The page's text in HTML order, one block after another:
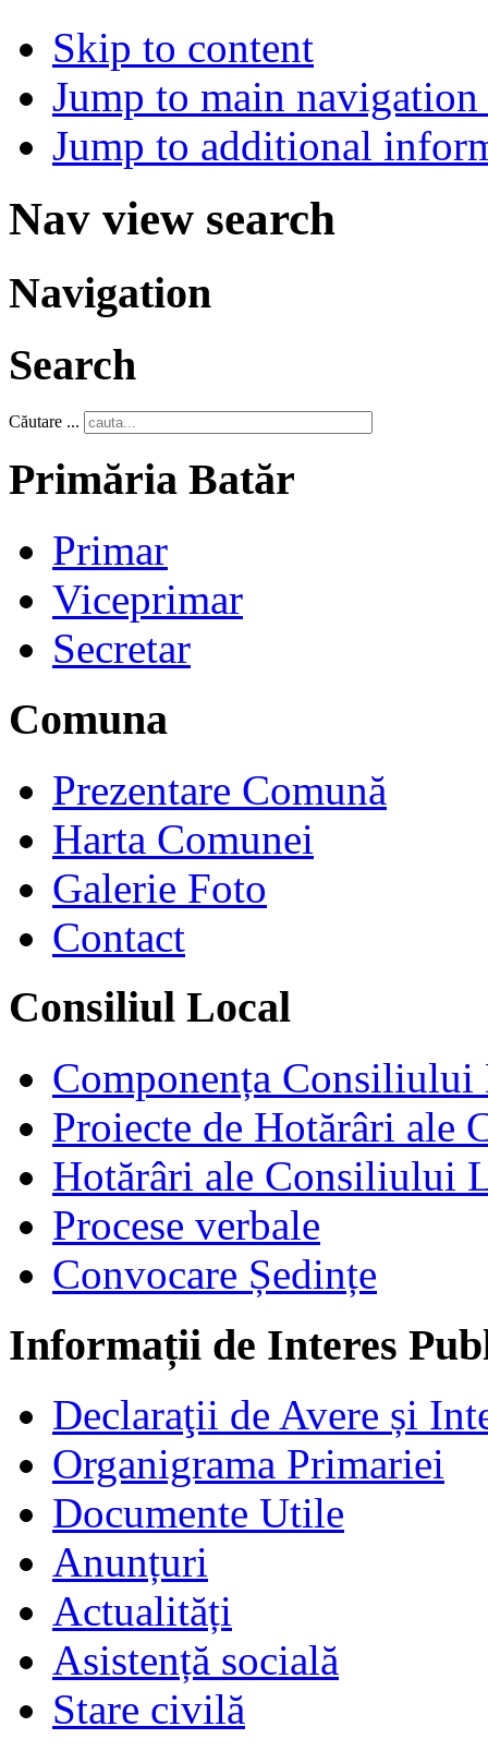
Skip to content
Jump to main
Jump to additional
Nav view search
Navigation
Search
Căutare ...
Primăria Batăr
Primar
Viceprimar
Secretar
Comuna
Prezentare Comună
Harta Comunei
Galerie Foto
Contact
Consiliul Local
Componența Consiliului
Proiecte de Hotărâri ale
Hotărâri ale Consiliului
Procese verbale
Convocare Ședințe
Informații de Interes
Declaraţii de Avere și
Organigrama Primariei
Documente Utile
Anunțuri
Actualități
Asistență socială
Stare civilă